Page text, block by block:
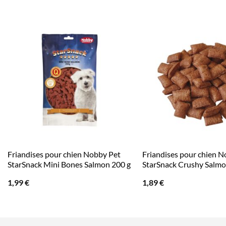
Friandises pour chien Nobby Pet
StarSnack Mini Bones Salmon 200 g
1,99€
Friandises pour chien
StarSnack Crushy
1,89€